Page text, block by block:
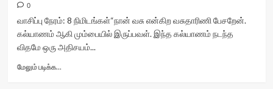
<span
class='yasr-
stars-
average'>0
data-
rater-
starsize='16'
data-
stars-
title-
container">
<div
0
வாசிப்பு நேரம்: 8 நிமிடங்கள்“நான் வசு என்கிற வசுதாரிணி பேசறேன்.
கல்யாணம் ஆகி மும்பையில் இருப்பவள். இந்த கல்யாணம் நடந்த
விதமே ஒரு அதிசயம்...
மேலும் படிக்க...